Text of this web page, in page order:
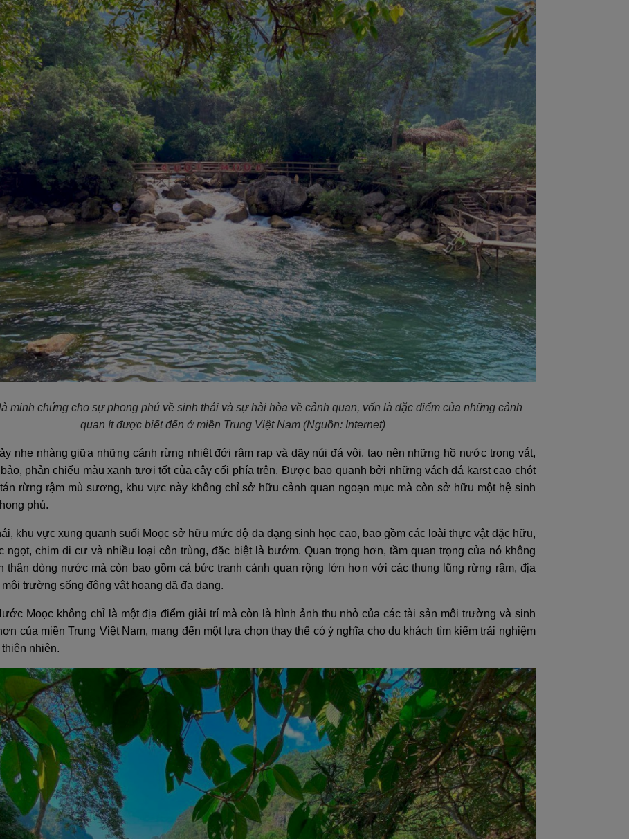
minh chứng cho sự phong phú về sinh thái và sự hài hòa về cảnh quan, vốn là đặc điểm của những cảnh
quan ít được biết đến ở miền Trung Việt Nam(Nguồn: Internet)
nhẹ nhàng giữa những cánh rừng nhiệt đới rậm rạp và dãy núi đá vôi, tạo nên những hồ nước trong vắt,
phản chiếu màu xanh tươi tốt của cây cối phía trên. Được bao quanh bởi những vách đá karst cao chót
rừng rậm mù sương, khu vực này không chỉ sở hữu cảnh quan ngoạn mục mà còn sở hữu một hệ sinh
phú.
khu vực xung quanh suối Moọc sở hữu mức độ đa dạng sinh học cao, bao gồm các loài thực vật đặc hữu,
ngọt, chim di cư và nhiều loại côn trùng, đặc biệt là bướm. Quan trọng hơn, tầm quan trọng của nó không
thân dòng nước mà còn bao gồm cả bức tranh cảnh quan rộng lớn hơn với các thung lũng rừng rậm, địa
trường sống động vật hoang dã đa dạng.
Moọc không chỉ là một địa điểm giải trí mà còn là hình ảnh thu nhỏ của các tài sản môi trường và sinh
của miền Trung Việt Nam, mang đến một lựa chọn thay thế có ý nghĩa cho du khách tìm kiếm trải nghiệm
nhiên.